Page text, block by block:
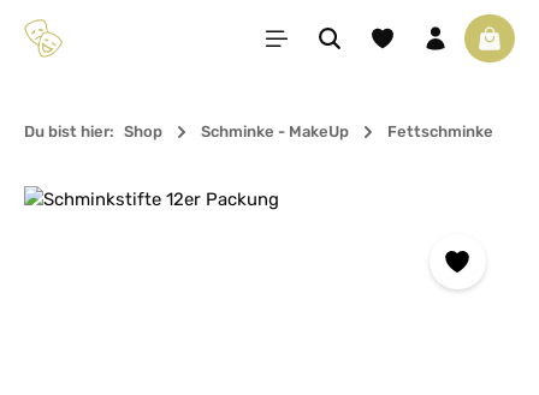
Zum Hauptinhalt springen Du hast 0 Produkte
Du bist hier: Shop Schminke - MakeUp Fettschminke
Bildergalerie überspringen